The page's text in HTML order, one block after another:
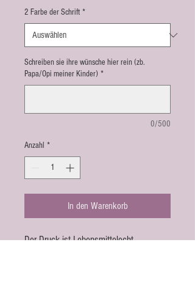
2 Farbe der Schrift *
Schreiben sie ihre wünsche hier rein (zb.
Papa/Opi meiner Kinder) *
0/500
Anzahl *
In den Warenkorb
Der Druck ist Lebensmittelecht.